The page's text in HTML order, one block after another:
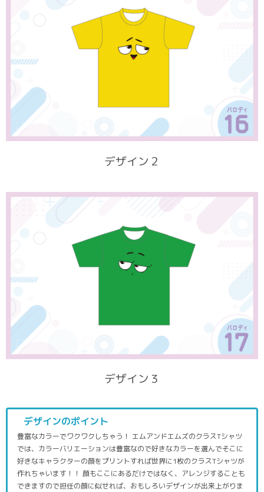
デザイン２
デザイン３
デザインのポイント
豊富なカラーでワクワクしちゃう！ エムアンドエムズ️のクラスTシャツ
では、カラーバリエーションは豊富なので好きなカラーを選んでそこに
好きなキャラクターの顔をプリントすれば世界に1枚のクラスTシャツが
作れちゃいます！！ 顔もここにあるだけではなく、アレンジすることも
できますので担任の顔に似せれば、おもしろいデザインが出来上がりま